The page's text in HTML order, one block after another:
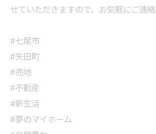
せていただきますので、お気軽にご連絡
#七尾市
#矢田町
#売地
#不動産
#新生活
#夢のマイホーム